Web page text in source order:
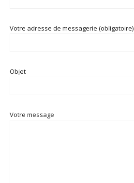
Votre adresse de messagerie (obligatoire)
Objet
Votre message